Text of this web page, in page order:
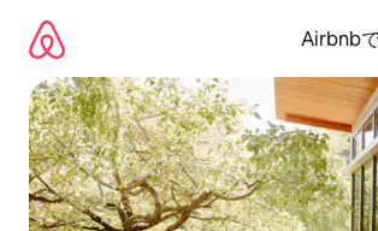
Airbnb